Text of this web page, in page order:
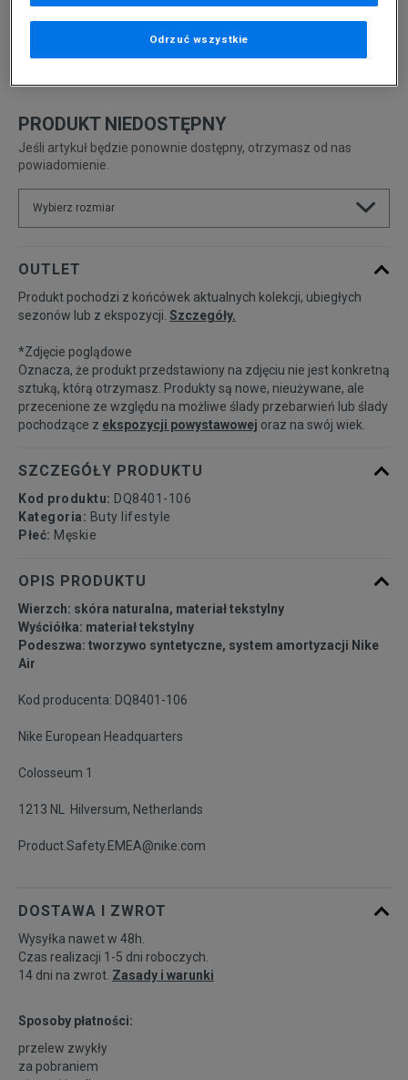
sezonów lub z ekspozycji.Szczegóły.
PRODUKT NIEDOSTĘPNY
Jeśli artykuł będzie ponownie dostępny, otrzymasz od nas
powiadomienie.
Wybierz rozmiar
41 26 cm Powiadom o dostępności
42 26,5 cm
42,5 27 cm Powiadom o dostępności
44 28 cm
45 29 cm Powiadom o dostępności
OUTLET
Produkt pochodzi z końcówek aktualnych kolekcji, ubiegłych
sezonów lub z ekspozycji. Szczegóły.
*Zdjęcie poglądowe
Oznacza, że produkt przedstawiony na zdjęciu nie jest konkretną
sztuką, którą otrzymasz. Produkty są nowe, nieużywane, ale
przecenione ze względu na możliwe ślady przebarwień lub ślady
pochodzące z ekspozycji powystawowej oraz na swój wiek.
SZCZEGÓŁY PRODUKTU
Kod produktu: DQ8401-106
Kategoria: Buty lifestyle
Płeć: Męskie
OPIS PRODUKTU
Wierzch: skóra naturalna, materiał tekstylny
Wyściółka: materiał tekstylny
Podeszwa: tworzywo syntetyczne, system amortyzacji Nike
Air
Kod producenta: DQ8401-106
Nike European Headquarters
Colosseum 1
1213 NL Hilversum, Netherlands
Product.Safety.EMEA@nike.com
DOSTAWA I ZWROT
Wysyłka nawet w 48h.
Czas realizacji 1-5 dni roboczych.
14 dni na zwrot. Zasady i warunki
Sposoby płatności:
przelew zwykły
za pobraniem
Odrzuć wszystkie